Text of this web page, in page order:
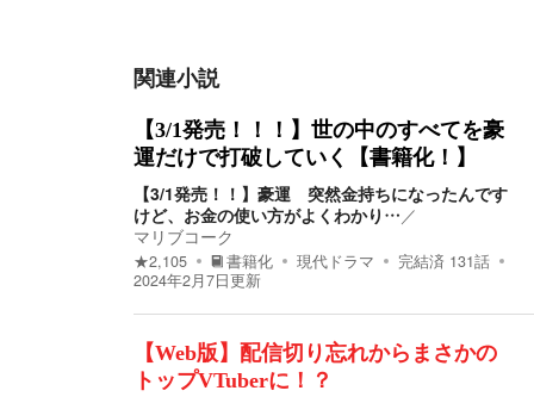
関連小説
【3/1発売！！！】世の中のすべてを豪
運だけで打破していく【書籍化！】
【3/1発売！！】豪運 突然金持ちになったんです
けど、お金の使い方がよくわかり…／
マリブコーク
★2,105 書籍化 現代ドラマ 完結済 131話
2024年2月7日更新
【Web版】配信切り忘れからまさかの
トップVTuberに！？